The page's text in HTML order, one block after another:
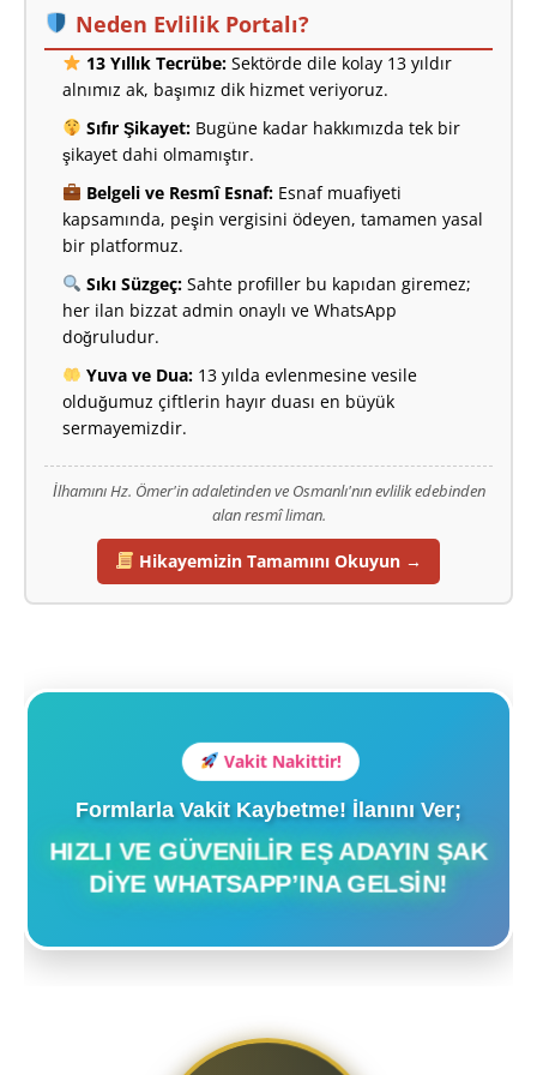
Neden Evlilik Portalı?
13 Yıllık Tecrübe:Sektörde dile kolay 13 yıldır
alnımız ak, başımız dik hizmet veriyoruz.
Sıfır Şikayet:Bugüne kadar hakkımızda tek bir
şikayet dahi olmamıştır.
Belgeli ve Resmî Esnaf:Esnaf muafiyeti
kapsamında, peşin vergisini ödeyen, tamamen yasal
bir platformuz.
Sıkı Süzgeç:Sahte profiller bu kapıdan giremez;
her ilan bizzat admin onaylı ve WhatsApp
doğruludur.
Yuva ve Dua:13 yılda evlenmesine vesile
olduğumuz çiftlerin hayır duası en büyük
sermayemizdir.
İlhamını Hz. Ömer'in adaletinden ve Osmanlı'nın evlilik edebinden
alan resmî liman.
Hikayemizin Tamamını Okuyun →
Vakit Nakittir!
Formlarla Vakit Kaybetme! İlanını Ver;
HIZLI VE GÜVENILIR EŞ ADAYIN ŞAK
DIYE WHATSAPP’INA GELSIN!